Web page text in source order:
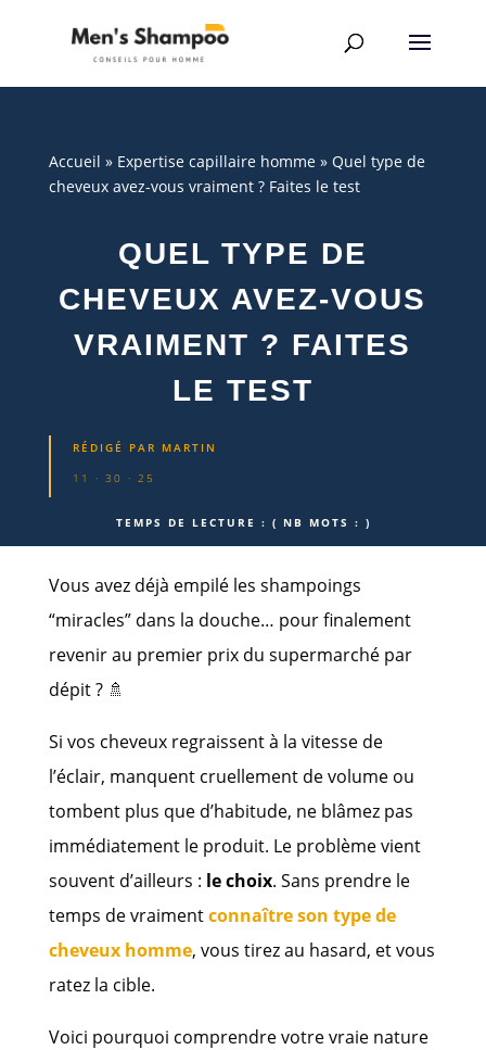
Accueil » Expertise capillaire homme» Quel type de
cheveux avez-vous vraiment ? Faites le test
QUEL TYPE DE
CHEVEUX AVEZ-VOUS
VRAIMENT ? FAITES
LE TEST
RÉDIGÉ PAR MARTIN
11 · 30 · 25
TEMPS DE LECTURE : ( NB MOTS : )
Vous avez déjà empilé les shampoings
“miracles” dans la douche… pour finalement
revenir au premier prix du supermarché par
dépit ? 🚿
Si vos cheveux regraissent à la vitesse de
l’éclair, manquent cruellement de volume ou
tombent plus que d’habitude, ne blâmez pas
immédiatement le produit. Le problème vient
souvent d’ailleurs : le choix. Sans prendre le
temps de vraimentconnaître son type de
cheveux homme, vous tirez au hasard, et vous
ratez la cible.
Voici pourquoi comprendre votre vraie nature